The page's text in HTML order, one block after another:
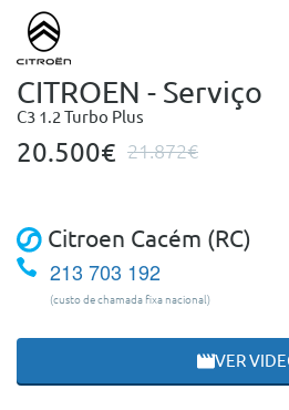
CITROEN - Serviço
C3 1.2 Turbo Plus
20.500€ 21.872€
Citroen Cacém (RC)
213 703 192
(custo de chamada fixa nacional)
VER